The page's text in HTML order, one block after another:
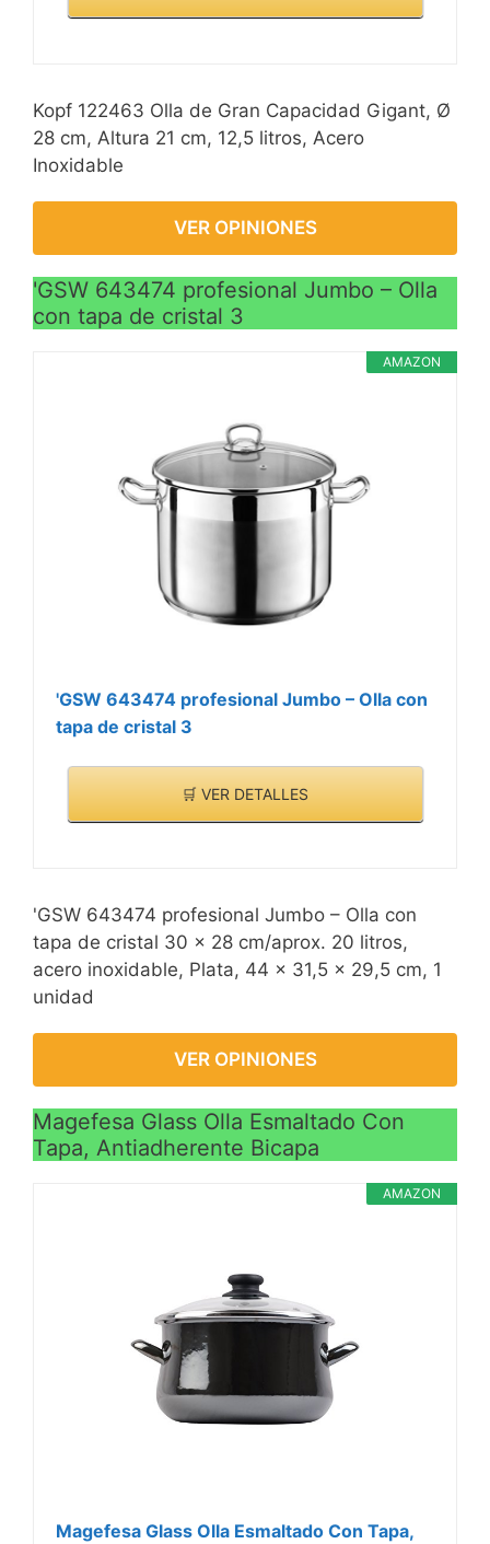
Kopf 122463 Olla de Gran Capacidad Gigant, Ø
28 cm, Altura 21 cm, 12,5 litros, Acero
Inoxidable
VER OPINIONES
'GSW 643474 profesional Jumbo – Olla
con tapa de cristal 3
AMAZON
'GSW 643474 profesional Jumbo – Olla con
tapa de cristal 3
🛒 VER DETALLES
'GSW 643474 profesional Jumbo – Olla con
tapa de cristal 30 x 28 cm/aprox. 20 litros,
acero inoxidable, Plata, 44 x 31,5 x 29,5 cm, 1
unidad
VER OPINIONES
Magefesa Glass Olla Esmaltado Con
Tapa, Antiadherente Bicapa
AMAZON
Magefesa Glass Olla Esmaltado Con Tapa,